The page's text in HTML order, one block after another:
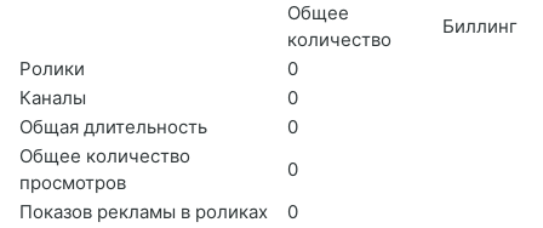
Общее
количество
Биллинг
Ролики
0
Каналы
0
Общая длительность
0
Общее количество
просмотров
0
Показов рекламы в роликах
0